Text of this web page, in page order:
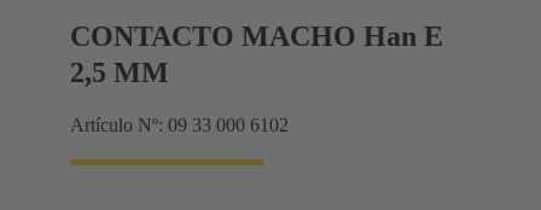
CONTACTO MACHO Han E
2,5 MM
Artículo Nº: 09 33 000 6102